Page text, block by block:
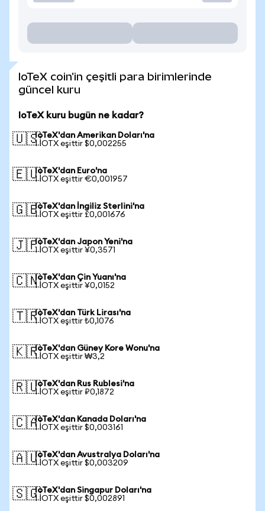
IoTeX coin'in çeşitli para birimlerinde
güncel kuru
IoTeX kuru bugün ne kadar?
🇺🇸IoTeX'dan Amerikan Doları'na
1 IOTX eşittir $0,002255
🇪🇺IoTeX'dan Euro'na
1 IOTX eşittir €0,001957
🇬🇧IoTeX'dan İngiliz Sterlini'na
1 IOTX eşittir £0,001676
🇯🇵IoTeX'dan Japon Yeni'na
1 IOTX eşittir ¥0,3571
🇨🇳IoTeX'dan Çin Yuanı'na
1 IOTX eşittir ¥0,0152
🇹🇷IoTeX'dan Türk Lirası'na
1 IOTX eşittir ₺0,1076
🇰🇷IoTeX'dan Güney Kore Wonu'na
1 IOTX eşittir ₩3,2
🇷🇺IoTeX'dan Rus Rublesi'na
1 IOTX eşittir ₽0,1872
🇨🇦IoTeX'dan Kanada Doları'na
1 IOTX eşittir $0,003161
🇦🇺IoTeX'dan Avustralya Doları'na
1 IOTX eşittir $0,003209
🇸🇬IoTeX'dan Singapur Doları'na
1 IOTX eşittir $0,002891